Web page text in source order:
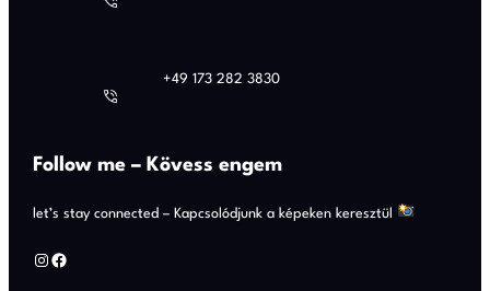
+49 173 282 3830
Follow me – Kövess engem
let’s stay connected – Kapcsolódjunk a képeken keresztül
Instagram Facebook